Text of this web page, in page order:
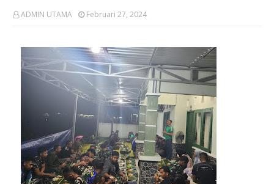
ADMIN UTAMA Februari 27, 2024